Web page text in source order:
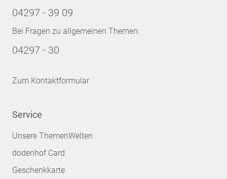
04297 - 39 09
Bei Fragen zu allgemeinen Themen:
04297 - 30
Zum Kontaktformular
Service
Unsere ThemenWelten
dodenhof Card
Geschenkkarte